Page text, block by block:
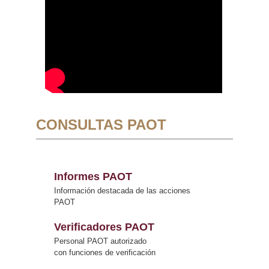
CONSULTAS PAOT
Informes PAOT
Información destacada de las acciones
PAOT
Verificadores PAOT
Personal PAOT autorizado
con funciones de verificación